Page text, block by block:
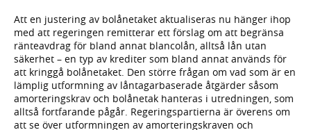
Att en justering av bolånetaket aktualiseras nu hänger ihop
med att regeringen remitterar ett förslag om att begränsa
ränteavdrag för bland annat blancolån, alltså lån utan
säkerhet – en typ av krediter som bland annat används för
att kringgå bolånetaket. Den större frågan om vad som är en
lämplig utformning av låntagarbaserade åtgärder såsom
amorteringskrav och bolånetak hanteras i utredningen, som
alltså fortfarande pågår. Regeringspartierna är överens om
att se över utformningen av amorteringskraven och